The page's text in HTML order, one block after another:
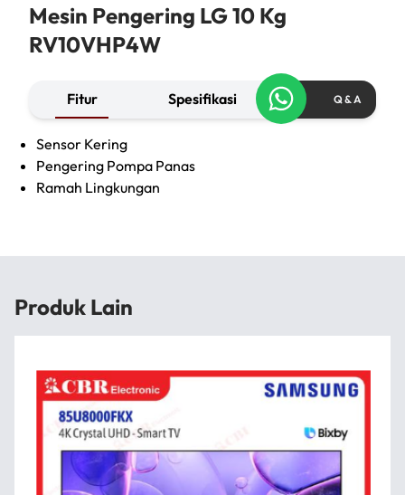
Mesin Pengering LG 10 Kg
RV10VHP4W
Fitur Spesifikasi Q & A
Sensor Kering
Pengering Pompa Panas
Ramah Lingkungan
Produk Lain